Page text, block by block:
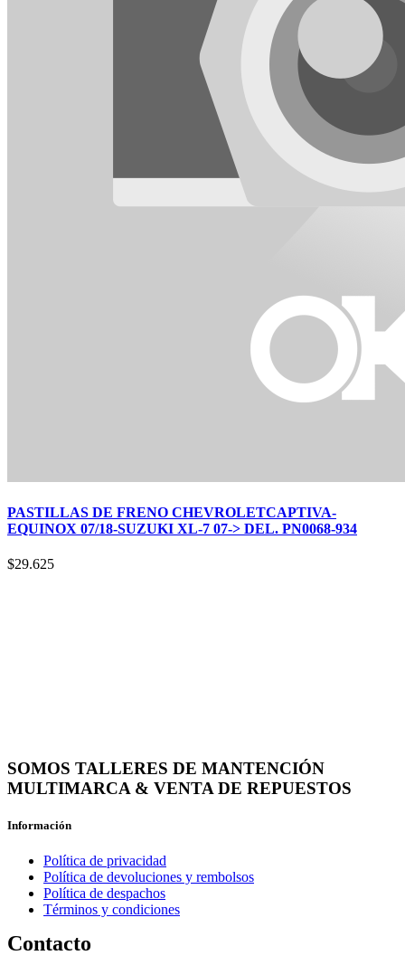
PASTILLAS DE FRENO CHEVROLETCAPTIVA-
EQUINOX 07/18-SUZUKI XL-7 07-> DEL. PN0068-934
$29.625
SOMOS TALLERES DE MANTENCIÓN
MULTIMARCA & VENTA DE REPUESTOS
Información
Política de privacidad
Política de devoluciones y rembolsos
Política de despachos
Términos y condiciones
Contacto